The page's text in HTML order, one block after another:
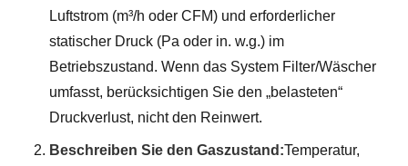
Luftstrom (m³/h oder CFM) und erforderlicher
statischer Druck (Pa oder in. w.g.) im
Betriebszustand. Wenn das System Filter/Wäscher
umfasst, berücksichtigen Sie den „belasteten“
Druckverlust, nicht den Reinwert.
Beschreiben Sie den Gaszustand:Temperatur,